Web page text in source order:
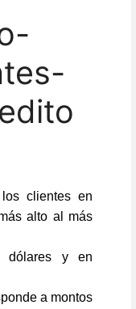
clientes en
alto al más
dólares y en
a montos